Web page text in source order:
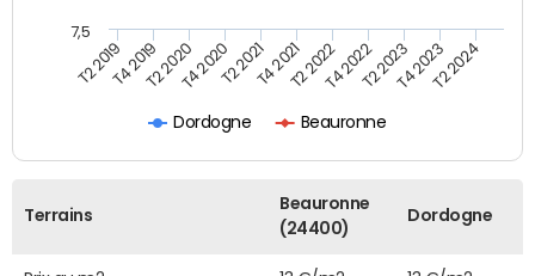
Dordogne Beauronne
T2 2019T4 2019T2 2020T4 2020T2 2021T4 2021T2 2022T4 2022T2 2023T4 2023T2 2024
7,5
Terrains
Beauronne
(24400)
Dordogne